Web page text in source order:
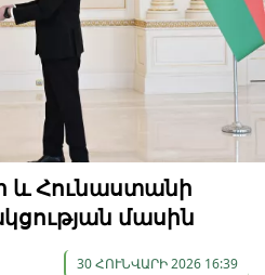
և Հունաստանի
մասին
30 ՀՈՒՆՎԱՐԻ 2026 16:39